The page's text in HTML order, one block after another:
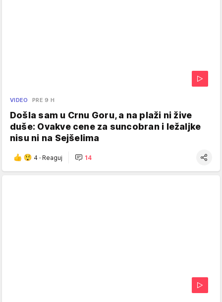
VIDEO PRE 9 H
Došla sam u Crnu Goru, a na plaži ni žive
duše: Ovakve cene za suncobran i ležaljke
nisu ni na Sejšelima
4 · Reaguj 14